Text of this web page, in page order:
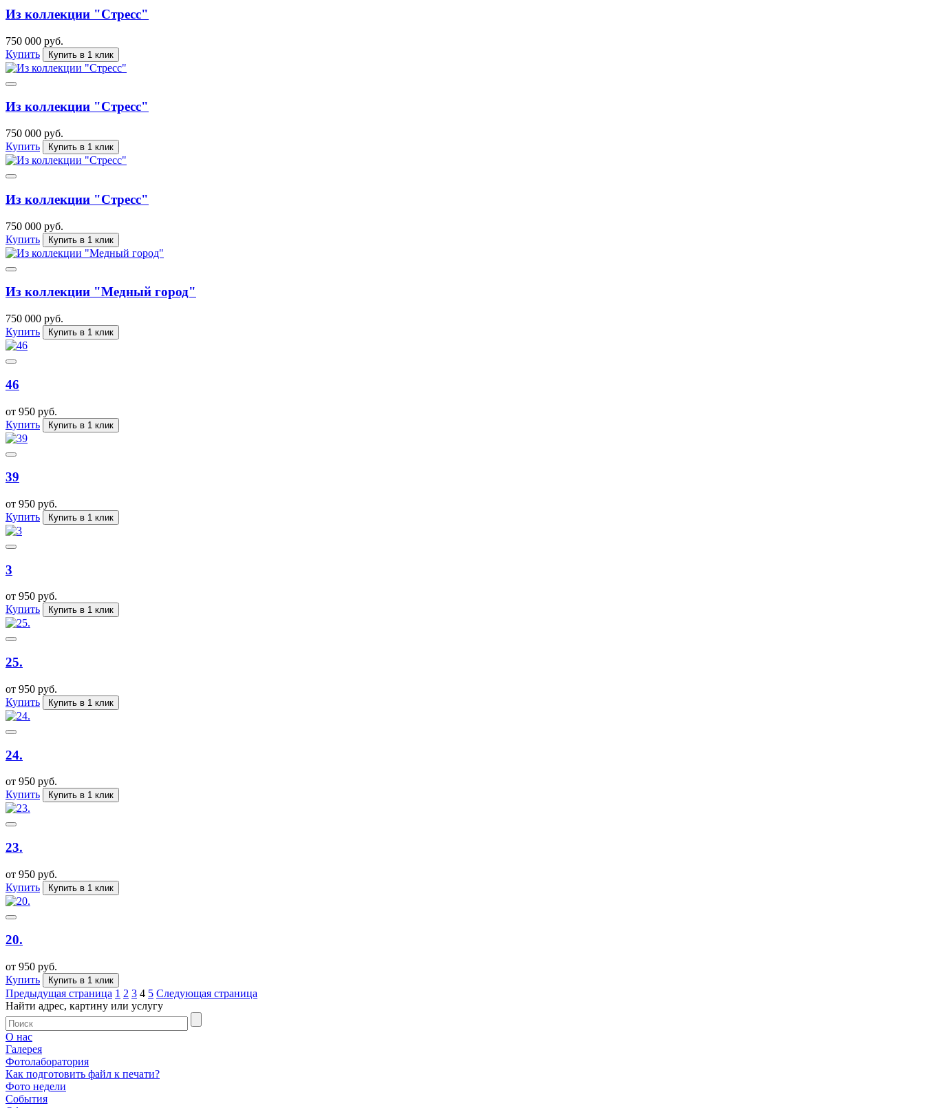
Из коллекции "Стресс"
750 000 руб.
Купить
Купить в 1 клик
Из коллекции "Стресс"
750 000 руб.
Купить
Купить в 1 клик
Из коллекции "Стресс"
750 000 руб.
Купить
Купить в 1 клик
Из коллекции "Медный город"
750 000 руб.
Купить
Купить в 1 клик
46
от 950 руб.
Купить
Купить в 1 клик
39
от 950 руб.
Купить
Купить в 1 клик
3
от 950 руб.
Купить
Купить в 1 клик
25.
от 950 руб.
Купить
Купить в 1 клик
24.
от 950 руб.
Купить
Купить в 1 клик
23.
от 950 руб.
Купить
Купить в 1 клик
20.
от 950 руб.
Купить
Купить в 1 клик
Предыдущая страница 1 2 3 4 5 Следующая страница
Найти адрес, картину или услугу
О нас
Галерея
Фотолаборатория
Как подготовить файл к печати?
Фото недели
События